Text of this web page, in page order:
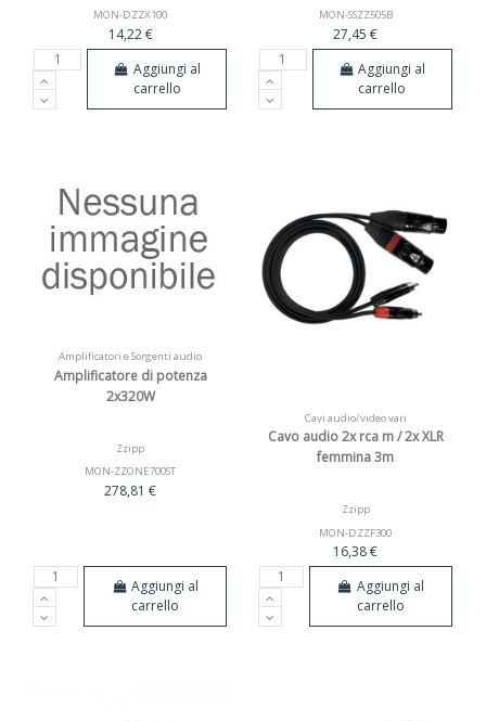
MON-DZZX100
14,22 €
Aggiungi al
carrello
MON-SSZZ505B
27,45 €
Aggiungi al
carrello
Amplificatori e Sorgenti audio
Amplificatore di potenza
2x320W
Zzipp
MON-ZZONE700ST
278,81 €
Aggiungi al
carrello
Cavi audio/video vari
Cavo audio 2x rca m / 2x XLR
femmina 3m
Zzipp
MON-DZZF300
16,38 €
Aggiungi al
carrello